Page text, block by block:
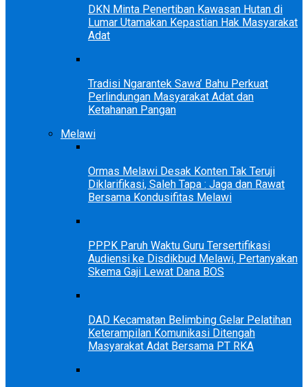
DKN Minta Penertiban Kawasan Hutan di
Lumar Utamakan Kepastian Hak Masyarakat
Adat
Tradisi Ngarantek Sawa’ Bahu Perkuat
Perlindungan Masyarakat Adat dan
Ketahanan Pangan
Melawi
Ormas Melawi Desak Konten Tak Teruji
Diklarifikasi, Saleh Tapa : Jaga dan Rawat
Bersama Kondusifitas Melawi
PPPK Paruh Waktu Guru Tersertifikasi
Audiensi ke Disdikbud Melawi, Pertanyakan
Skema Gaji Lewat Dana BOS
DAD Kecamatan Belimbing Gelar Pelatihan
Keterampilan Komunikasi Ditengah
Masyarakat Adat Bersama PT RKA